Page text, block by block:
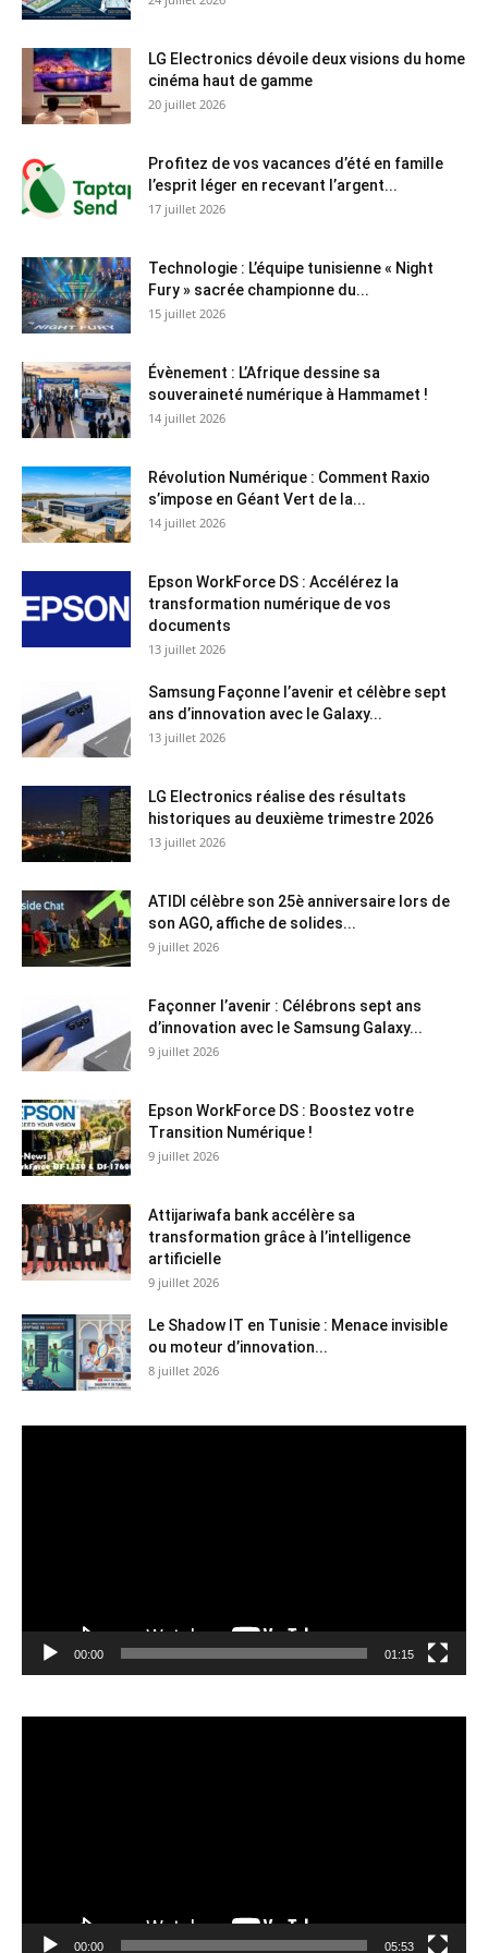
LG Electronics dévoile deux visions du home
cinéma haut de gamme
20 juillet 2026
Profitez de vos vacances d’été en famille
l’esprit léger en recevant l’argent...
17 juillet 2026
Technologie : L’équipe tunisienne « Night
Fury » sacrée championne du...
15 juillet 2026
Évènement : L’Afrique dessine sa
souveraineté numérique à Hammamet !
14 juillet 2026
Révolution Numérique : Comment Raxio
s’impose en Géant Vert de la...
14 juillet 2026
Epson WorkForce DS : Accélérez la
transformation numérique de vos
documents
13 juillet 2026
Samsung Façonne l’avenir et célèbre sept
ans d’innovation avec le Galaxy...
13 juillet 2026
LG Electronics réalise des résultats
historiques au deuxième trimestre 2026
13 juillet 2026
ATIDI célèbre son 25è anniversaire lors de
son AGO, affiche de solides...
9 juillet 2026
Façonner l’avenir : Célébrons sept ans
d’innovation avec le Samsung Galaxy...
9 juillet 2026
Epson WorkForce DS : Boostez votre
Transition Numérique !
9 juillet 2026
Attijariwafa bank accélère sa
transformation grâce à l’intelligence
artificielle
9 juillet 2026
Le Shadow IT en Tunisie : Menace invisible
ou moteur d’innovation...
8 juillet 2026
00:00 01:15
00:00 05:53